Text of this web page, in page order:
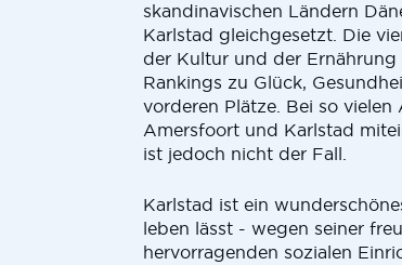
skandinavischen Ländern
Karlstad gleichgesetzt. Die
der Kultur und der
Rankings zu Glück,
vorderen Plätze. Bei so
Amersfoort und Karlstad
ist jedoch nicht der Fall.
Karlstad ist ein
leben lässt - wegen seiner
hervorragenden sozialen